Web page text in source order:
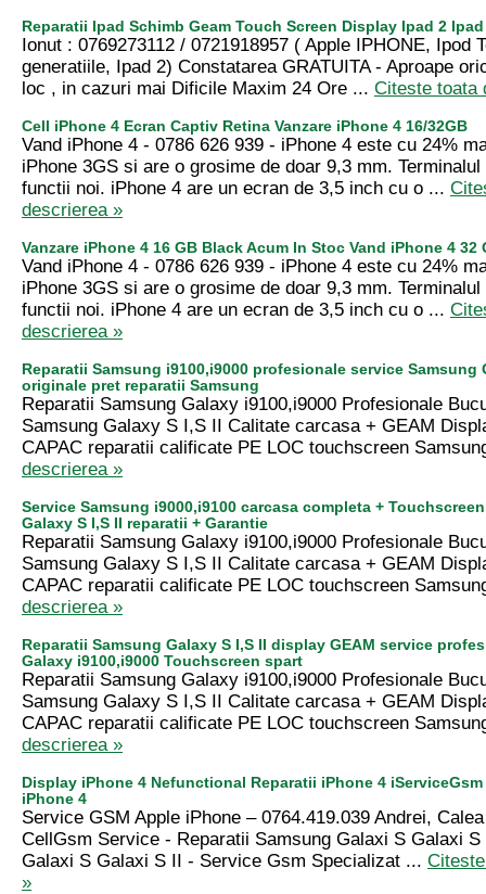
Reparatii Ipad Schimb Geam Touch Screen Display Ipad 2 Ipad
Ionut : 0769273112 / 0721918957 ( Apple IPHONE, Ipod
generatiile, Ipad 2) Constatarea GRATUITA - Aproape
loc , in cazuri mai Dificile Maxim 24 Ore ... Citeste toata
Cell iPhone 4 Ecran Captiv Retina Vanzare iPhone 4 16/32GB
Vand iPhone 4 - 0786 626 939 - iPhone 4 este cu 24%
iPhone 3GS si are o grosime de doar 9,3 mm.
functii noi. iPhone 4 are un ecran de 3,5 inch cu o ...
descrierea »
Vanzare iPhone 4 16 GB Black Acum In Stoc Vand iPhone 4 32
Vand iPhone 4 - 0786 626 939 - iPhone 4 este cu 24%
iPhone 3GS si are o grosime de doar 9,3 mm.
functii noi. iPhone 4 are un ecran de 3,5 inch cu o ...
descrierea »
Reparatii Samsung i9100,i9000 profesionale service Samsung
originale pret reparatii Samsung
Reparatii Samsung Galaxy i9100,i9000 Profesionale
Samsung Galaxy S I,S II Calitate carcasa + GEAM
CAPAC reparatii calificate PE LOC touchscreen
descrierea »
Service Samsung i9000,i9100 carcasa completa +
Galaxy S I,S II reparatii + Garantie
Reparatii Samsung Galaxy i9100,i9000 Profesionale
Samsung Galaxy S I,S II Calitate carcasa + GEAM
CAPAC reparatii calificate PE LOC touchscreen
descrierea »
Reparatii Samsung Galaxy S I,S II display GEAM service
Galaxy i9100,i9000 Touchscreen spart
Reparatii Samsung Galaxy i9100,i9000 Profesionale
Samsung Galaxy S I,S II Calitate carcasa + GEAM
CAPAC reparatii calificate PE LOC touchscreen
descrierea »
Display iPhone 4 Nefunctional Reparatii iPhone 4
iPhone 4
Service GSM Apple iPhone – 0764.419.039 Andrei,
CellGsm Service - Reparatii Samsung Galaxi S Galaxi
Galaxi S Galaxi S II - Service Gsm Specializat ...
»